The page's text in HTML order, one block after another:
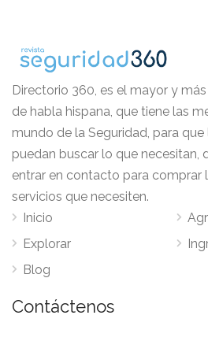
Directorio 360, es el mayor y
de habla hispana, que tiene las
mundo de la Seguridad, para
puedan buscar lo que necesitan,
entrar en contacto para comprar
servicios que necesiten.
Inicio
Explorar
Blog
Contáctenos